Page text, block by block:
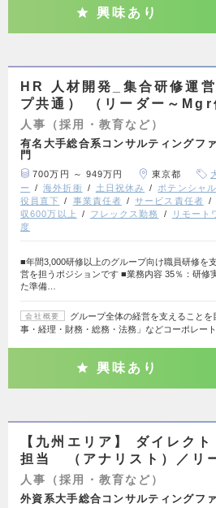
興味あり
HR 人材開発_集合研修運
プ共通） （リーダー～Mgr
人事（採用・教育など）
有名大手総合系コンサルティングフ
門
700万円 ～ 949万円 東京都
ー
海外折衝 土日祝休み ポテンシャ
役員直下
事業責任者 サービス責任者
収600万以上
フレックス勤務 リモート
度
■年間3,000研修以上のグループ向け職員研修を
営を担うポジションです ■業務内容 35％：研修
た準備…
会社概要
グループ全体の経営を支えることを
事・経理・財務・総務・法務」などコーポレー
興味あり
【九州エリア】 ダイレク
担当 （アナリスト）／リ
人事（採用・教育など）
外資系大手総合コンサルティングフ